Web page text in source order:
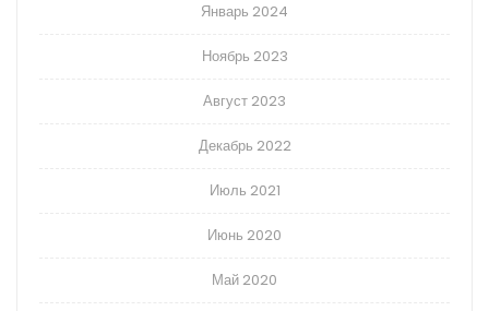
Январь 2024
Ноябрь 2023
Август 2023
Декабрь 2022
Июль 2021
Июнь 2020
Май 2020